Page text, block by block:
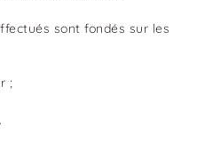
sont fondés sur les
;